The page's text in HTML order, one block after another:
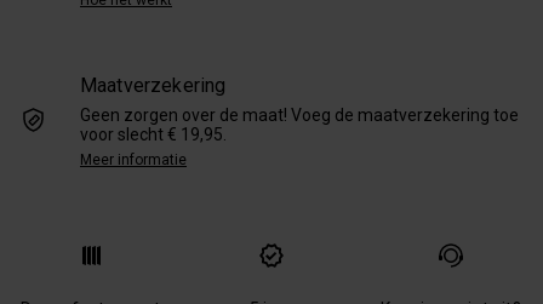
Maatverzekering
Geen zorgen over de maat! Voeg de maatverzekering toe
voor slecht € 19,95.
Meer informatie